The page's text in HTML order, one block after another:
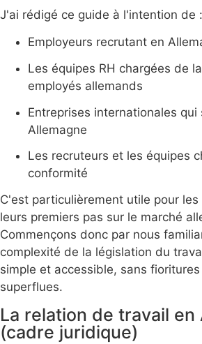
J'ai rédigé ce guide à l'intention de :
Employeurs recrutant en
Les équipes RH chargées de
employés allemands
Entreprises internationales
Allemagne
Les recruteurs et les équipes
conformité
C'est particulièrement utile pour
leurs premiers pas sur le marché
Commençons donc par nous
complexité de la législation du
simple et accessible, sans
superflues.
La relation de travail en
(cadre juridique)